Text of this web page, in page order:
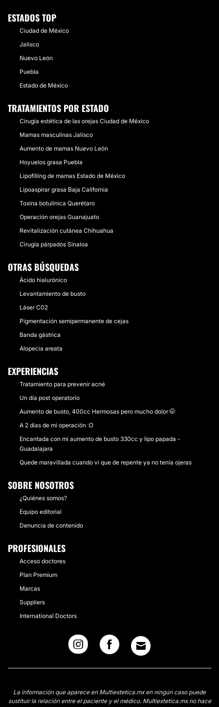
ESTADOS TOP
Ciudad de México
Jalisco
Nuevo León
Puebla
Estado de México
TRATAMIENTOS POR ESTADO
Cirugía estética de las orejas Ciudad de México
Mamas masculinas Jalisco
Aumento de mamas Nuevo León
Hoyuelos grasa Puebla
Lipofilling de mamas Estado de México
Lipoaspirar grasa Baja California
Toxina botulínica Querétaro
Operación orejas Guanajuato
Revitalización cutánea Chihuahua
Cirugía párpados Sinaloa
OTRAS BÚSQUEDAS
Ácido hialurónico
Levantamiento de busto
Láser C02
Pigmentación semipermanente de cejas
Banda gástrica
Alopecia areata
EXPERIENCIAS
Tratamiento para prevenir acné
Un día post operatorio
Aumento de busto, 400cc Hermosas pero mucho dolor 🤭
A 2 dias de mi operación :O
Encantada con mi aumento de busto 330cc y lipo papada -
Guadalajara
Quede maravillada cuando vi que de repente ya no tenía ojeras
SOBRE NOSOTROS
¿Quiénes somos?
Equipo editorial
Denuncia de contenido
PROFESIONALES
Acceso doctores
Plan Premium
Marcas
Suppliers
International Doctors
La información que aparece en Multiestetica.mx en ningún caso puede
sustituir la relación entre el paciente y el médico. Multiestetica.mx no hace